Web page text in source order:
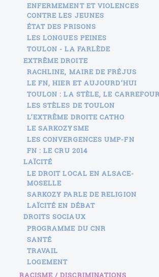
ENFERMEMENT ET VIOLENCES
CONTRE LES JEUNES
ÉTAT DES PRISONS
LES LONGUES PEINES
TOULON - LA FARLÈDE
EXTRÊME DROITE
RACHLINE, MAIRE DE FRÉJUS
LE FN, HIER ET AUJOURD’HUI
TOULON : LA STÈLE, LE CARREFOUR
LES STÈLES DE TOULON
L’EXTRÊME DROITE CATHO
LE SARKOZYSME
LES CONVERGENCES UMP-FN
FN : LE CRU 2014
LAÏCITÉ
LE DROIT LOCAL EN ALSACE-
MOSELLE
SARKOZY PARLE DE RELIGION
LAÏCITÉ EN DÉBAT
DROITS SOCIAUX
PROGRAMME DU CNR
SANTÉ
TRAVAIL
LOGEMENT
RACISME / DISCRIMINATIONS